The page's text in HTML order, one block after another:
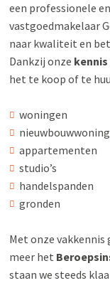
een professionele
vastgoedmakelaar
naar kwaliteit en
Dankzij onze
het te koop of te
woningen
appartementen
studio’s
handelspanden
gronden
Met onze
meer het
staan we steeds